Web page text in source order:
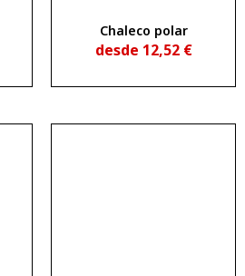
Chaleco polar
desde 12,52 €